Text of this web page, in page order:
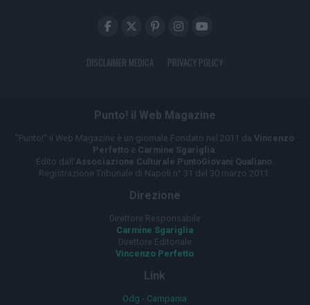
DISCLAIMER MEDICA PRIVACY POLICY
Punto! il Web Magazine
"Punto!" il Web Magazine è un giornale Fondato nel 2011 da Vincenzo
Perfetto e Carmine Sgariglia
Edito dall'Associazione Culturale PuntoGiovani Qualiano
Registrazione Tribunale di Napoli n° 31 del 30 marzo 2011.
Direzione
Direttore Responsabile
Carmine Sgariglia
Direttore Editoriale
Vincenzo Perfetto
Link
Odg - Campania